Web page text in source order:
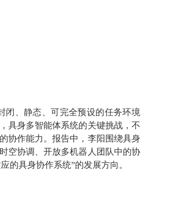
闭、静态、可完全预设的任务环境
具身多智能体系统的关键挑战，不
协作能力。报告中，李阳围绕具身
空协调、开放多机器人团队中的协
的具身协作系统”的发展方向。